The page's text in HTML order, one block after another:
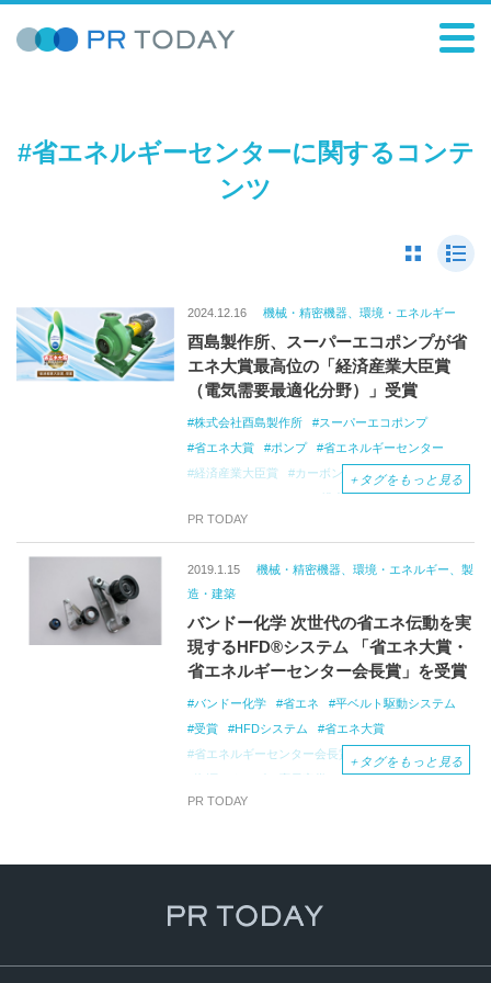
#省エネルギーセンターに関するコンテ
ンツ
2024.12.16 機械・精密機器、環境・エネルギー
酉島製作所、スーパーエコポンプが省
エネ大賞最高位の「経済産業大臣賞
（電気需要最適化分野）」受賞
株式会社酉島製作所
スーパーエコポンプ
省エネ大賞
ポンプ
省エネルギーセンター
経済産業大臣賞
カーボンニュートラル
CO2排出量削減
＋ タグをもっと見る
PR TODAY
2019.1.15
機械・精密機器、環境・エネルギー、製
造・建築
バンドー化学 次世代の省エネ伝動を実
現するHFD®システム 「省エネ大賞・
省エネルギーセンター会長賞」を受賞
バンドー化学 省エネ
平ベルト駆動システム
受賞
HFDシステム
省エネ大賞
省エネルギーセンター会長賞
＋ タグをもっと見る
PR TODAY